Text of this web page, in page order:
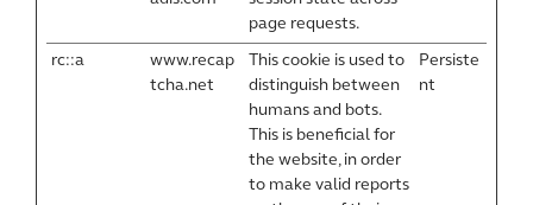
page requests.
rc::a
www.recap
tcha.net
This cookie is used to
distinguish between
humans and bots.
This is beneficial for
the website, in order
to make valid reports
Persiste
nt